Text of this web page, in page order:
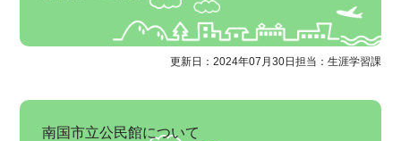
更新日：2024年07月30日 担当：生涯学習課
南国市立公民館について